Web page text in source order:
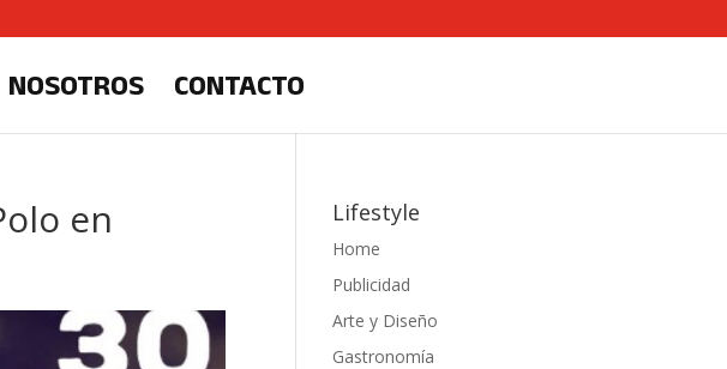
NOSOTROS CONTACTO
en Lifestyle
Home
Publicidad
Arte y Diseño
Gastronomía